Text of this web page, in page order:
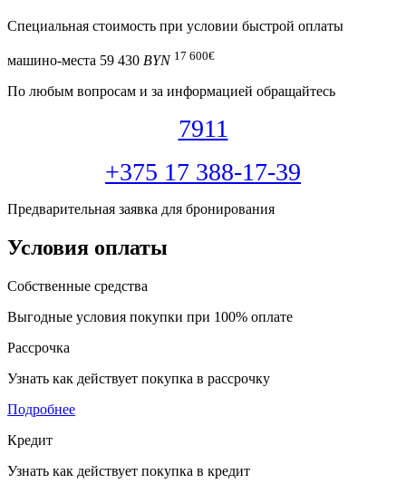
Специальная cтоимость при условии быстрой оплаты
машино-места 59 430 BYN 17 600€
По любым вопросам и за информацией обращайтесь
7911
+375 17 388-17-39
Предварительная заявка для бронирования
Условия оплаты
Собственные средства
Выгодные условия покупки при 100% оплате
Рассрочка
Узнать как действует покупка в рассрочку
Подробнее
Кредит
Узнать как действует покупка в кредит